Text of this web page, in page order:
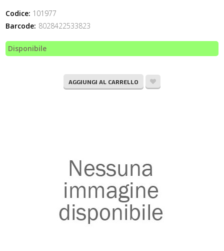
Codice: 101977
Barcode: 8028422533823
Disponibile
AGGIUNGI AL CARRELLO